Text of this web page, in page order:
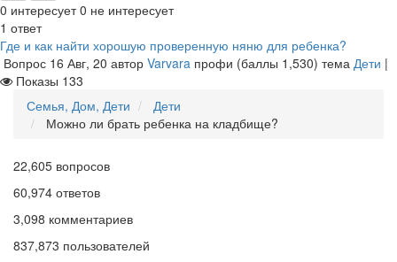
0 интересует 0 не интересует
1 ответ
Где и как найти хорошую проверенную няню для ребенка?
Вопрос 16 Авг, 20 автор Varvara профи (баллы 1,530) тема Дети |
Показы 133
Семья, Дом, Дети
Дети
Можно ли брать ребенка на кладбище?
22,605 вопросов
60,974 ответов
3,098 комментариев
837,873 пользователей